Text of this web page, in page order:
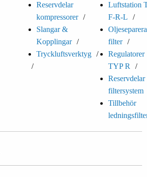
Reservdelar
kompressorer
Slangar &
Kopplingar
Tryckluftsverktyg
Luftstation
F-R-L
filter
Regulatorer
TYP R
filtersystem
Tillbehör